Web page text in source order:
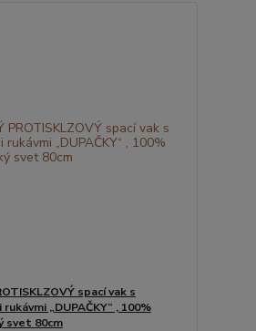
spací vak s
„DUPAČKY“ , 100%
svet 80cm